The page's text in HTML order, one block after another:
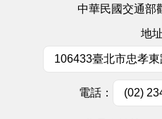
中華民國交通部
地
106433臺北市忠孝
電話： (02)